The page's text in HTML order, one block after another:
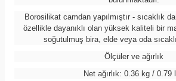
Borosilikat camdan yapılmıştır - sıcaklık
özellikle dayanıklı olan yüksek kaliteli bir
soğutulmuş bira, elde veya oda
Ölçüler ve ağırlık
Net ağırlık: 0.36 kg / 0.79